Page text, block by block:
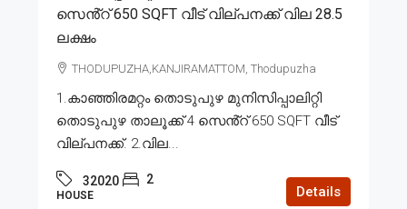
സെൻ്റ് 650 SQFT വീട് വില്പനക്ക് വില 28.5
ലക്ഷം
THODUPUZHA,KANJIRAMATTOM, Thodupuzha
1.കാഞ്ഞിരമറ്റം തൊടുപുഴ മുനിസിപ്പാലിറ്റി
തൊടുപുഴ താലൂക്ക് 4 സെൻ്റ് 650 SQFT വീട്
വില്പനക്ക്. 2.വില...
32020 2
HOUSE Details